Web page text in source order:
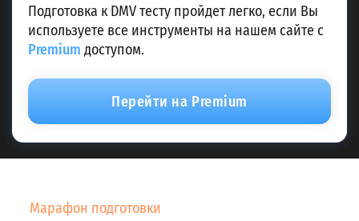
Подготовка к DMV тесту пройдет легко, если Вы
используете все инструменты на нашем сайте с
Premium доступом.
Перейти на Premium
Марафон подготовки